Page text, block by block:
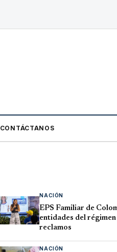
CONTÁCTANOS
NACIÓN
EPS Familiar de
entidades del
reclamos
NACIÓN